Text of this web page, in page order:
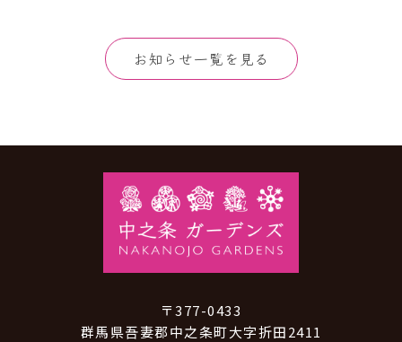
お知らせ一覧を見る
〒377-0433
群馬県吾妻郡中之条町大字折田2411